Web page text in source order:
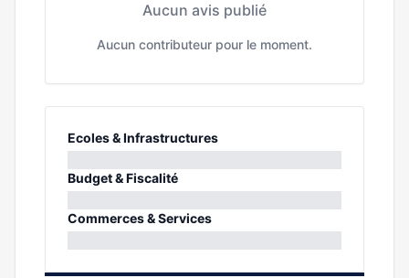
Aucun avis publié
Aucun contributeur pour le moment.
Ecoles & Infrastructures
0%
Budget & Fiscalité
0%
Commerces & Services